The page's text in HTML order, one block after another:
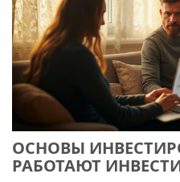
ОСНОВЫ
РАБОТАЮТ